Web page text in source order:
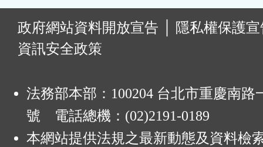
政府網站資料開放宣告
隱私權保護
資訊安全政策
法務部本部：100204 台北市重慶南路
號 電話總機：(02)2191-0189
本網站提供法規之最新動態及資料檢